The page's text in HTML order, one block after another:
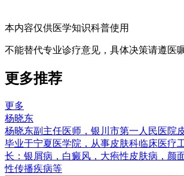
本内容仅供医学知识科普使用
不能替代专业诊疗意见，具体决策请遵医
更多推荐
更多
杨晓东
杨晓东副主任医师，银川市第一人民医院
毕业于宁夏医学院，从事皮肤科临床医疗
长：银屑病，白癜风，大疱性皮肤病，颜
性传播疾病等